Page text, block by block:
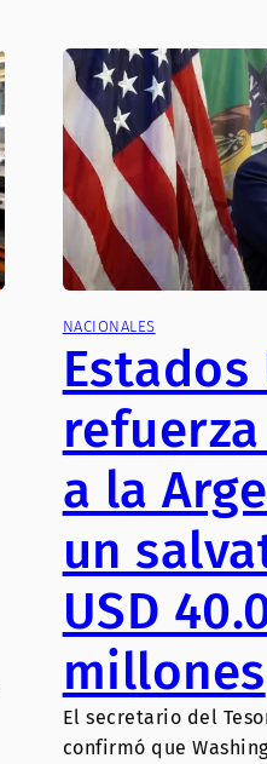
NACIONALES
a la
un
USD
millones
El secretario del
confirmó que